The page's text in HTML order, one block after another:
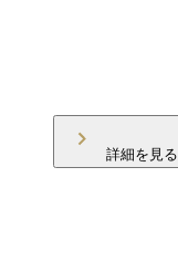
詳細を見る